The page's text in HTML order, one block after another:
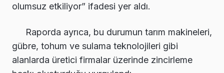
olumsuz etkiliyor” ifadesi yer aldı.
Raporda ayrıca, bu durumun tarım makineleri,
gübre, tohum ve sulama teknolojileri gibi
alanlarda üretici firmalar üzerinde zincirleme